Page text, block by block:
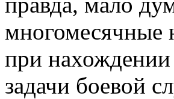
многомесячные
при
задачи боевой